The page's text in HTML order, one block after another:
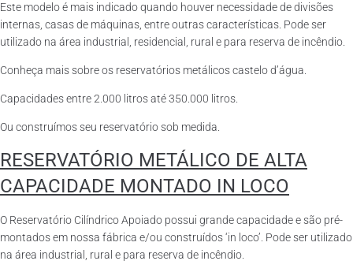
Este modelo é mais indicado quando houver necessidade de divisões
internas, casas de máquinas, entre outras características. Pode ser
utilizado na área industrial, residencial, rural e para reserva de incêndio.
Conheça mais sobre os reservatórios metálicos castelo d’água.
Capacidades entre 2.000 litros até 350.000 litros.
Ou construímos seu reservatório sob medida.
RESERVATÓRIO METÁLICO DE ALTA
CAPACIDADE MONTADO IN LOCO
O Reservatório Cilíndrico Apoiado possui grande capacidade e são pré-
montados em nossa fábrica e/ou construídos ‘in loco’. Pode ser utilizado
na área industrial, rural e para reserva de incêndio.